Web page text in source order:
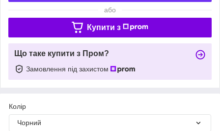
або
Купити з
Що таке купити з Пром?
Замовлення під захистом
Колір
Чорний